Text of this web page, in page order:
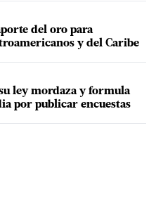
del oro para
y del Caribe
ley mordaza y formula
por publicar encuestas